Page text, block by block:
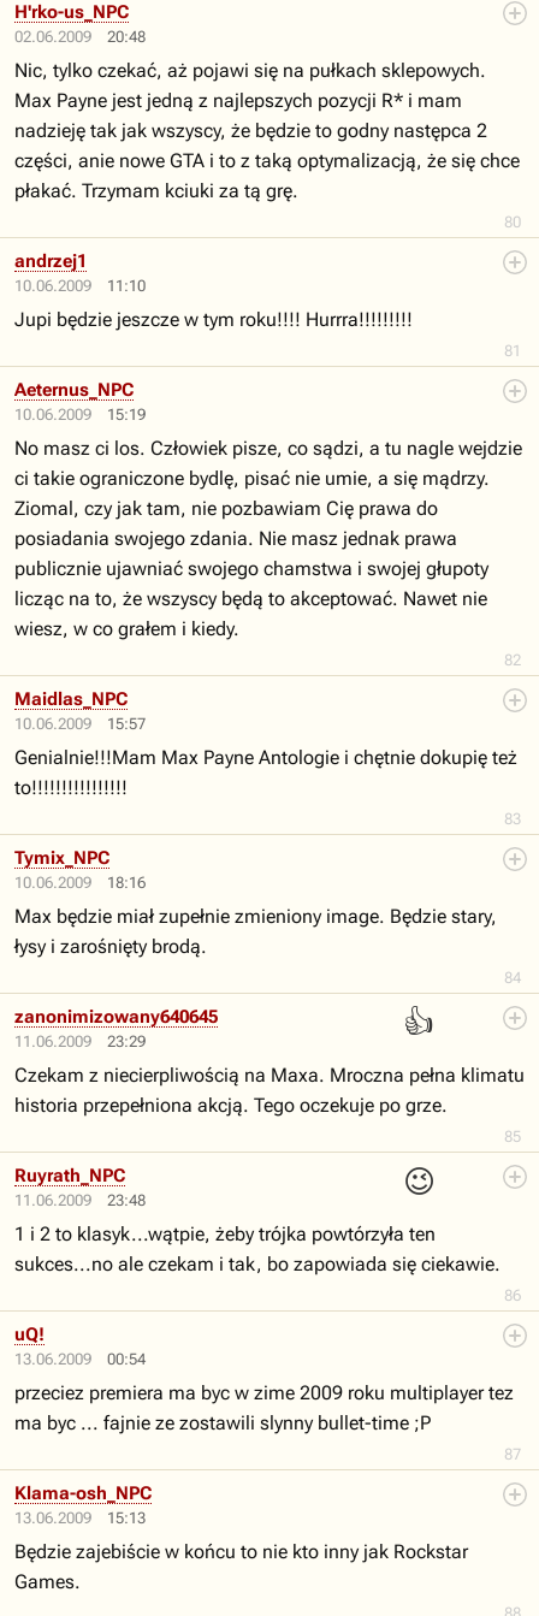
02.06.2009 20:48
80
H'rko-us_NPC
Nic, tylko czekać, aż pojawi się na pułkach sklepowych.
Max Payne jest jedną z najlepszych pozycji R* i mam
nadzieję tak jak wszyscy, że będzie to godny następca 2
części, anie nowe GTA i to z taką optymalizacją, że się chce
płakać. Trzymam kciuki za tą grę.
10.06.2009 11:10
81
andrzej1
Jupi będzie jeszcze w tym roku!!!! Hurrra!!!!!!!!!
10.06.2009 15:19
82
Aeternus_NPC
No masz ci los. Człowiek pisze, co sądzi, a tu nagle wejdzie
ci takie ograniczone bydlę, pisać nie umie, a się mądrzy.
Ziomal, czy jak tam, nie pozbawiam Cię prawa do
posiadania swojego zdania. Nie masz jednak prawa
publicznie ujawniać swojego chamstwa i swojej głupoty
licząc na to, że wszyscy będą to akceptować. Nawet nie
wiesz, w co grałem i kiedy.
10.06.2009 15:57
83
Maidlas_NPC
Genialnie!!!Mam Max Payne Antologie i chętnie dokupię też
to!!!!!!!!!!!!!!!!
10.06.2009 18:16
84
Tymix_NPC
Max będzie miał zupełnie zmieniony image. Będzie stary,
łysy i zarośnięty brodą.
11.06.2009 23:29
👍
85
zanonimizowany640645
Czekam z niecierpliwością na Maxa. Mroczna pełna klimatu
historia przepełniona akcją. Tego oczekuje po grze.
11.06.2009 23:48
😉
86
Ruyrath_NPC
1 i 2 to klasyk...wątpie, żeby trójka powtórzyła ten
sukces...no ale czekam i tak, bo zapowiada się ciekawie.
13.06.2009 00:54
87
uQ!
przeciez premiera ma byc w zime 2009 roku multiplayer tez
ma byc ... fajnie ze zostawili slynny bullet-time ;P
13.06.2009 15:13
Klama-osh_NPC
Będzie zajebiście w końcu to nie kto inny jak Rockstar
Games.